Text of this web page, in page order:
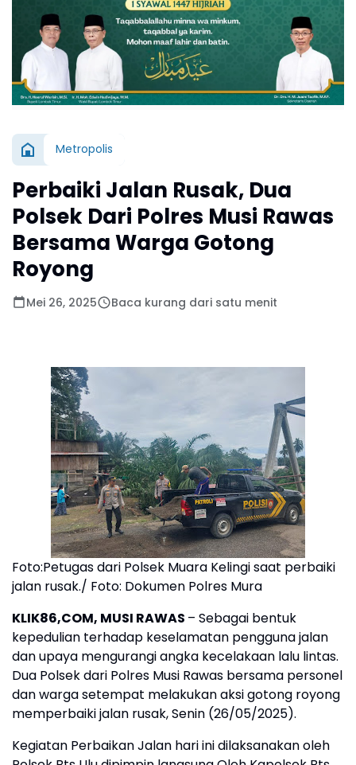
Metropolis
Perbaiki Jalan Rusak, Dua
Polsek Dari Polres Musi Rawas
Bersama Warga Gotong
Royong
Mei 26, 2025 Baca kurang dari satu menit
Foto:Petugas dari Polsek Muara Kelingi saat perbaiki
jalan rusak./ Foto: Dokumen Polres Mura
KLIK86,COM, MUSI RAWAS – Sebagai bentuk
kepedulian terhadap keselamatan pengguna jalan
dan upaya mengurangi angka kecelakaan lalu lintas.
Dua Polsek dari Polres Musi Rawas bersama personel
dan warga setempat melakukan aksi gotong royong
memperbaiki jalan rusak, Senin (26/05/2025).
Kegiatan Perbaikan Jalan hari ini dilaksanakan oleh